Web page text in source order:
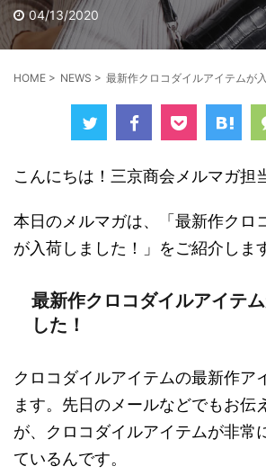
04/13/2020
HOME > NEWS > 最新作クロコダイルアイテムが
こんにちは！三京商会メルマガ担
本日のメルマガは、「最新作クロ
が入荷しました！」をご紹介しま
最新作クロコダイルアイテ
した！
クロコダイルアイテムの最新作ア
ます。先日のメールなどでもお伝
が、クロコダイルアイテムが非常
ているんです。